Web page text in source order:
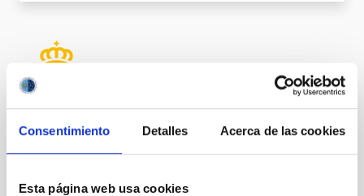
Consentimiento Detalles Acerca de las cookies
Esta página web usa cookies
Te puede interesar